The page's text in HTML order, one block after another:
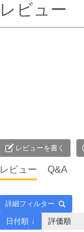
レビュー
レビューを書く
レビュー Q&A
詳細フィルター
日付順 ↓ 評価順